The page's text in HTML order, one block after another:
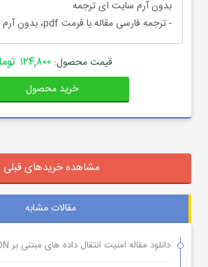
بدون آرم سایت ای ترجمه
- ترجمه فارسی مقاله با فرمت pdf، بدون آرم سایت ای ترجمه
قیمت محصول:۱۲۴,۸۰۰ تومان
خرید محصول
مشاهده خریدهای قبلی
مقالات مشابه
دانلود مقاله امنیت انتقال داده های مبتنی بر SDN برای اینترنت اشیا